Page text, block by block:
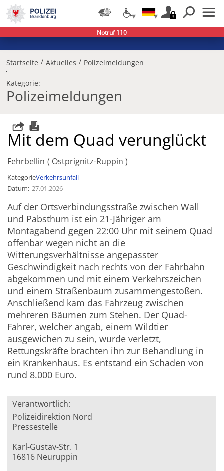
Startseite / Aktuelles / Polizeimeldungen
Kategorie:
Polizeimeldungen
Mit dem Quad verunglückt
Fehrbellin Ostprignitz-Ruppin
KategorieVerkehrsunfall
Datum 27.01.2026
Auf der Ortsverbindungsstraße zwischen Wall
und Pabsthum ist ein 21-Jähriger am
Montagabend gegen 22:00 Uhr mit seinem Quad
offenbar wegen nicht an die
Witterungsverhältnisse angepasster
Geschwindigkeit nach rechts von der Fahrbahn
abgekommen und mit einem Verkehrszeichen
und einem Straßenbaum zusammengestoßen.
Anschließend kam das Fahrzeug zwischen
mehreren Bäumen zum Stehen. Der Quad-
Fahrer, welcher angab, einem Wildtier
ausgewichen zu sein, wurde verletzt,
Rettungskräfte brachten ihn zur Behandlung in
ein Krankenhaus. Es entstand ein Schaden von
rund 8.000 Euro.
Verantwortlich:
Polizeidirektion Nord
Pressestelle
Karl-Gustav-Str. 1
16816 Neuruppin
Notruf 110